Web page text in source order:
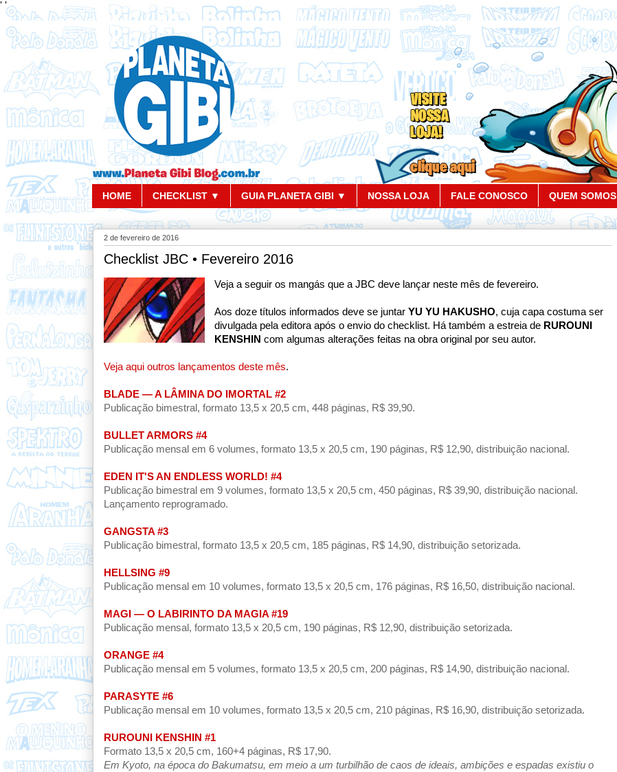
' '
HOME CHECKLIST ▼ GUIA PLANETA GIBI ▼ NOSSA LOJA FALE CONOSCO QUEM SOMOS
2 de fevereiro de 2016
Checklist JBC • Fevereiro 2016
Veja a seguir os mangás que a JBC deve lançar neste mês de fevereiro.
Aos doze títulos informados deve se juntarYU YU HAKUSHO, cuja capa costuma ser
divulgada pela editora após o envio do checklist. Há também a estreia de RUROUNI
KENSHIN com algumas alterações feitas na obra original por seu autor.
Veja aqui outros lançamentos deste mês.
BLADE — A LÂMINA DO IMORTAL #2
Publicação bimestral, formato 13,5 x 20,5 cm, 448 páginas, R$ 39,90.
BULLET ARMORS #4
Publicação mensal em 6 volumes, formato 13,5 x 20,5 cm, 190 páginas, R$ 12,90, distribuição nacional.
EDEN IT'S AN ENDLESS WORLD! #4
Publicação bimestral em 9 volumes, formato 13,5 x 20,5 cm, 450 páginas, R$ 39,90, distribuição nacional.
Lançamento reprogramado.
GANGSTA #3
Publicação bimestral, formato 13,5 x 20,5 cm, 185 páginas, R$ 14,90, distribuição setorizada.
HELLSING #9
Publicação mensal em 10 volumes, formato 13,5 x 20,5 cm, 176 páginas, R$ 16,50, distribuição nacional.
MAGI — O LABIRINTO DA MAGIA #19
Publicação mensal, formato 13,5 x 20,5 cm, 190 páginas, R$ 12,90, distribuição setorizada.
ORANGE #4
Publicação mensal em 5 volumes, formato 13,5 x 20,5 cm, 200 páginas, R$ 14,90, distribuição nacional.
PARASYTE #6
Publicação mensal em 10 volumes, formato 13,5 x 20,5 cm, 210 páginas, R$ 16,90, distribuição setorizada.
RUROUNI KENSHIN #1
Formato 13,5 x 20,5 cm, 160+4 páginas, R$ 17,90.
Em Kyoto, na época do Bakumatsu, em meio a um turbilhão de caos de ideais, ambições e espadas existiu o